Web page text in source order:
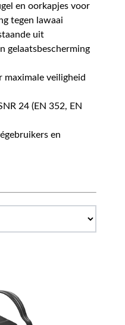
en oorkapjes voor
tegen lawaai
uit
gelaatsbescherming
maximale veiligheid
24 (EN 352, EN
en